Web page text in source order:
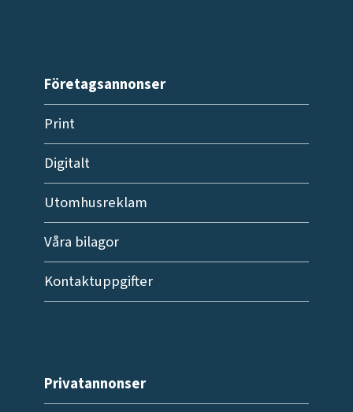
Företagsannonser
Print
Digitalt
Utomhusreklam
Våra bilagor
Kontaktuppgifter
Privatannonser